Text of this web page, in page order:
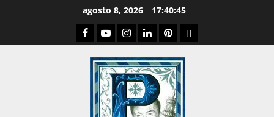
agosto 8, 2026 17:40:46
Facebook
YoutubeInstagram
LinkedPinterestDribbble